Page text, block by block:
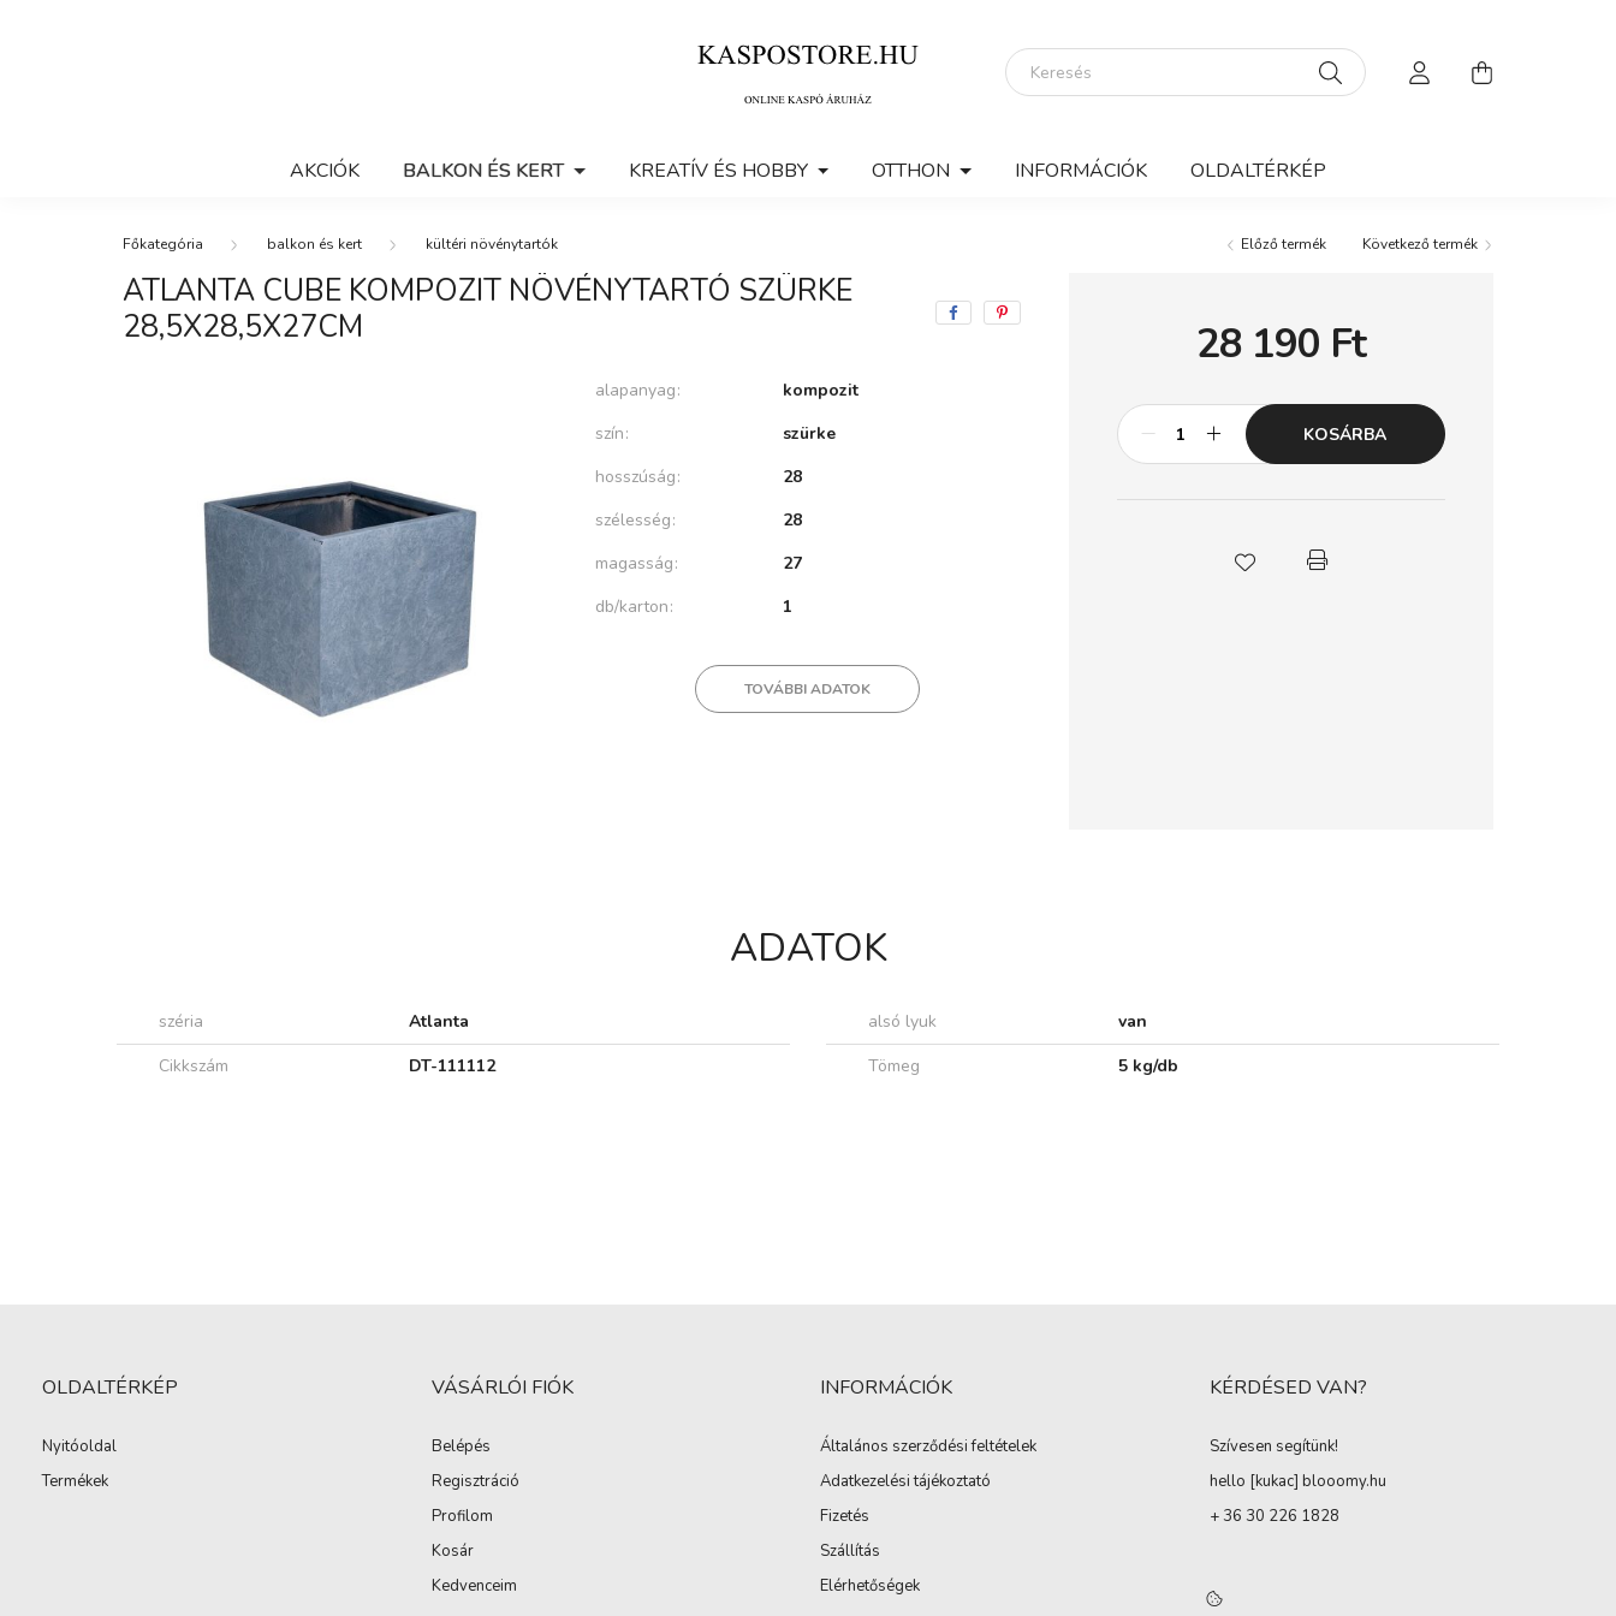
AKCIÓK BALKON ÉS KERT KREATÍV ÉS HOBBY OTTHON INFORMÁCIÓK OLDALTÉRKÉP
balkon és kert kültéri növénytartók Előző termék Következő termék
ATLANTA CUBE KOMPOZIT NÖVÉNYTARTÓ SZÜRKE
28,5X28,5X27CM
alapanyag
kompozit
szín
szürke
hosszúság
28
szélesség
28
magasság
27
db/karton
1
TOVÁBBI ADATOK
28 190 Ft
KOSÁRBA
ADATOK
széria Atlanta alsó lyuk
van
Cikkszám
DT-111112 Tömeg 5 kg/db
OLDALTÉRKÉP
Nyitóoldal
Termékek
VÁSÁRLÓI FIÓK
Belépés
Regisztráció
Profilom
Kosár
Kedvenceim
INFORMÁCIÓK
Általános szerződési feltételek
Adatkezelési tájékoztató
Fizetés
Szállítás
Elérhetőségek
KÉRDÉSED VAN?
Szívesen segítünk!
hello [kukac] blooomy.hu
+ 36 30 226 1828